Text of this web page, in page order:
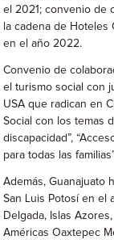
el 2021; convenio de
la cadena de
en el año 2022.
Convenio de
el turismo social con
USA que radican en
Social con los temas
discapacidad”,
para todas las
Además, Guanajuato
San Luis Potosí en el
Delgada, Islas
Américas Oaxtepec